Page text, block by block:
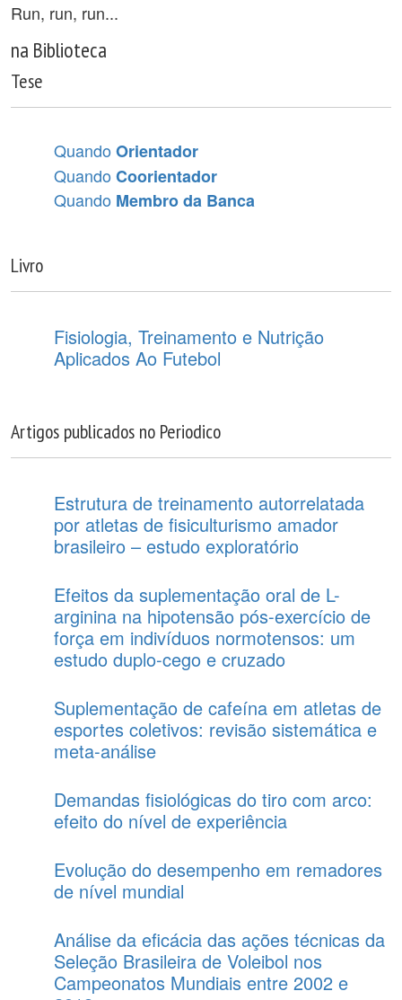
Run, run, run...
na Biblioteca
Tese
Quando Orientador
Quando Coorientador
Quando Membro da Banca
Livro
Fisiologia, Treinamento e Nutrição
Aplicados Ao Futebol
Artigos publicados no Periodico
Estrutura de treinamento autorrelatada
por atletas de fisiculturismo amador
brasileiro – estudo exploratório
Efeitos da suplementação oral de L-
arginina na hipotensão pós-exercício de
força em indivíduos normotensos: um
estudo duplo-cego e cruzado
Suplementação de cafeína em atletas de
esportes coletivos: revisão sistemática e
meta-análise
Demandas fisiológicas do tiro com arco:
efeito do nível de experiência
Evolução do desempenho em remadores
de nível mundial
Análise da eficácia das ações técnicas da
Seleção Brasileira de Voleibol nos
Campeonatos Mundiais entre 2002 e